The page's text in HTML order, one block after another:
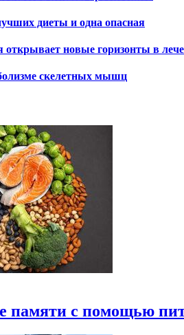
диеты и одна опасная
открывает новые горизонты в
скелетных мышц
памяти с помощью